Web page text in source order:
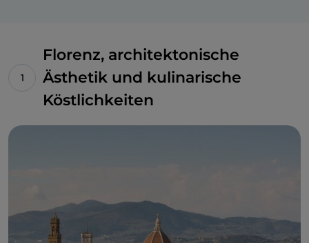
Florenz, architektonische
Ästhetik und kulinarische
Köstlichkeiten